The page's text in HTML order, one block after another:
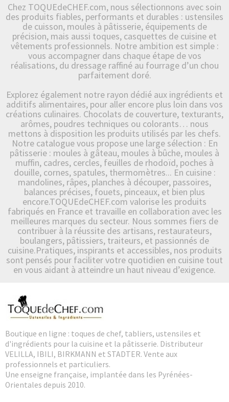
Chez TOQUEdeCHEF.com, nous sélectionnons avec soin
des produits fiables, performants et durables : ustensiles
de cuisson, moules à pâtisserie, équipements de
précision, mais aussi toques, casquettes de cuisine et
vêtements professionnels. Notre ambition est simple :
vous accompagner dans chaque étape de vos
réalisations, du dressage raffiné au fourrage d’un chou
parfaitement doré.
Explorez également notre rayon dédié aux ingrédients et
additifs alimentaires, pour aller encore plus loin dans vos
créations culinaires. Chocolats de couverture, texturants,
arômes, poudres techniques ou colorants… nous
mettons à disposition les produits utilisés par les chefs.
Notre catalogue vous propose une large sélection : En
pâtisserie : moules à gâteau, moules à bûche, moules à
muffin, cadres, cercles, feuilles de rhodoïd, poches à
douille, cornes, spatules, thermomètres... En cuisine :
mandolines, râpes, planches à découper, passoires,
balances précises, fouets, pinceaux, et bien plus
encore.TOQUEdeCHEF.com valorise les produits
fabriqués en France et travaille en collaboration avec les
meilleures marques du secteur. Nous sommes fiers de
contribuer à la réussite des artisans, restaurateurs,
boulangers, pâtissiers, traiteurs, et passionnés de
cuisine.Pratiques, inspirants et accessibles, nos produits
sont pensés pour faciliter votre quotidien en cuisine tout
en vous aidant à atteindre un haut niveau d’exigence.
Boutique en ligne : toques de chef, tabliers, ustensiles et
d'ingrédients pour la cuisine et la pâtisserie. Distributeur
VELILLA, IBILI, BIRKMANN et STADTER. Vente aux
professionnels et particuliers.
Une enseigne française, implantée dans les Pyrénées-
Orientales depuis 2010.